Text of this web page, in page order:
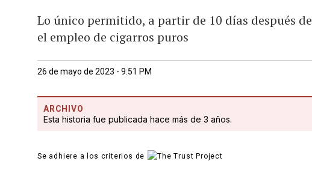
Lo único permitido, a partir de 10 días después
el empleo de cigarros puros
26 de mayo de 2023 - 9:51 PM
ARCHIVO
Esta historia fue publicada hace más de 3 años.
Se adhiere a los criterios de